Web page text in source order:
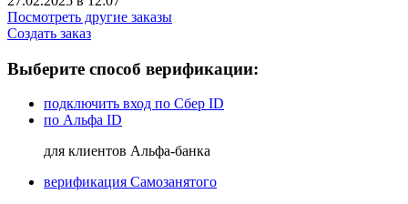
Посмотреть другие заказы
Создать заказ
Выберите способ верификации:
подключить вход по Сбер ID
по Альфа ID
для клиентов Альфа-банка
верификация Самозанятого